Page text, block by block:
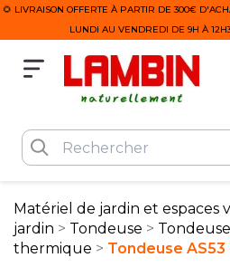
🌻 LIVRAISON OFFERTE À PARTIR DE 300€
LUNDI AU VENDREDI DE 9H À
Matériel de jardin et espaces
jardin
Tondeuse
thermique
Tondeuse AS53